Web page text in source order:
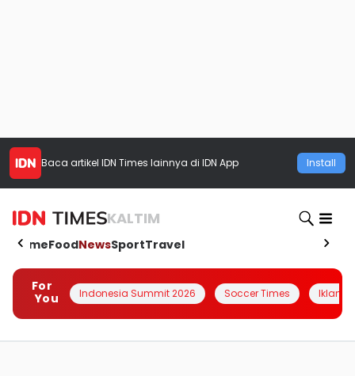
Baca artikel IDN Times lainnya di IDN App Install
KALTIM
HomeFoodNewsSportTravel
For
You
Indonesia Summit 2026 Soccer Times Iklanin